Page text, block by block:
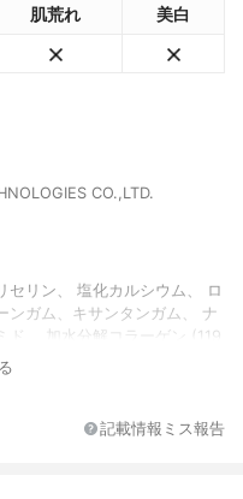
肌荒れ 美白
CO.,LTD.
セリン、 塩化カルシウム、 ロ
ンガム、キサンタンガム、 ナ
ド、 加水分解コラーゲン (119
ルタチオン (10000ppm)、
60水添ヒマシ油、合成フルオ
記載情報ミス報告